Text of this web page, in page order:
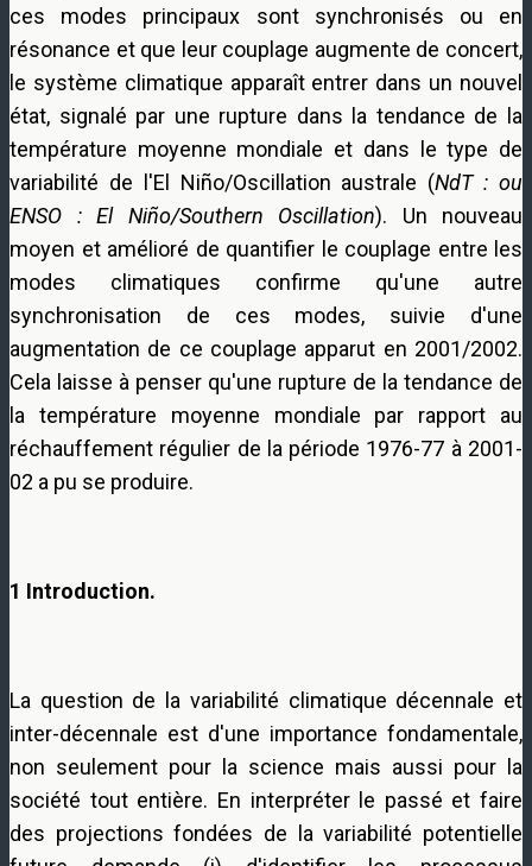
ces modes principaux sont synchronisés ou en
résonance et que leur couplage augmente de concert,
le système climatique apparaît entrer dans un nouvel
état, signalé par une rupture dans la tendance de la
température moyenne mondiale et dans le type de
variabilité de l'El Niño/Oscillation australe (NdT : ou
ENSO : El Niño/Southern Oscillation). Un nouveau
moyen et amélioré de quantifier le couplage entre les
modes climatiques confirme qu'une autre
synchronisation de ces modes, suivie d'une
augmentation de ce couplage apparut en 2001/2002.
Cela laisse à penser qu'une rupture de la tendance de
la température moyenne mondiale par rapport au
réchauffement régulier de la période 1976-77 à 2001-
02 a pu se produire.
1 Introduction.
La question de la variabilité climatique décennale et
inter-décennale est d'une importance fondamentale,
non seulement pour la science mais aussi pour la
société tout entière. En interpréter le passé et faire
des projections fondées de la variabilité potentielle